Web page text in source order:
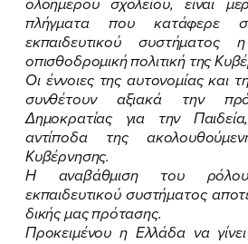
ΠΟΙΑ ΕΙΜΑΙ
ΕΡΓΟ
ΕΚΔΗΛΩΣΕΙΣ
ΝΕΑ
ΕΛΑ ΚΙ ΕΣΥ
πλήγματα που κατάφερε
εκπαιδευτικού συστήματος
οπισθοδρομική πολιτική της
Οι έννοιες της αυτονομίας και
συνθέτουν αξιακά την
Δημοκρατίας για την
αντίποδα της
Κυβέρνησης.
Η αναβάθμιση του
εκπαιδευτικού συστήματος
δικής μας πρότασης.
Προκειμένου η Ελλάδα να